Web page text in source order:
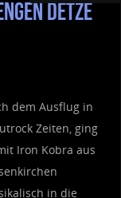
Detze
dem Ausflug in
Zeiten, ging
Iron Kobra aus
in die